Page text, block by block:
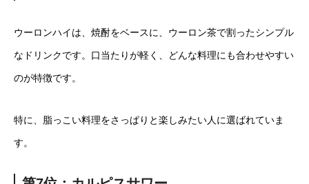
ウーロンハイは、焼酎をベースに、ウーロン茶で割ったシンプル
なドリンクです。口当たりが軽く、どんな料理にも合わせやすい
のが特徴です。
特に、脂っこい料理をさっぱりと楽しみたい人に選ばれていま
す。